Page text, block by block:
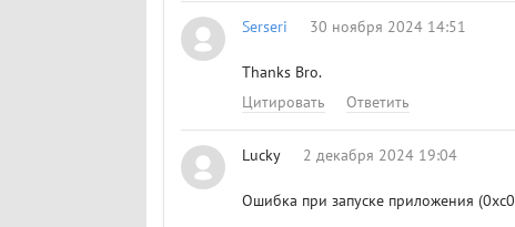
Serseri 30 ноября 2024 14:51
Thanks Bro.
Цитировать
Ответить
Lucky 2 декабря 2024 19:04
Ошибка при запуске приложения